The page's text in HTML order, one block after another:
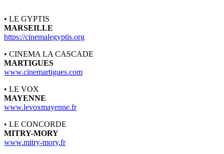
• LE GYPTIS
MARSEILLE
https://cinemalegyptis.org
• CINEMA LA CASCADE
MARTIGUES
www.cinemartigues.com
• LE VOX
MAYENNE
www.levoxmayenne.fr
• LE CONCORDE
MITRY-MORY
www.mitry-mory.fr